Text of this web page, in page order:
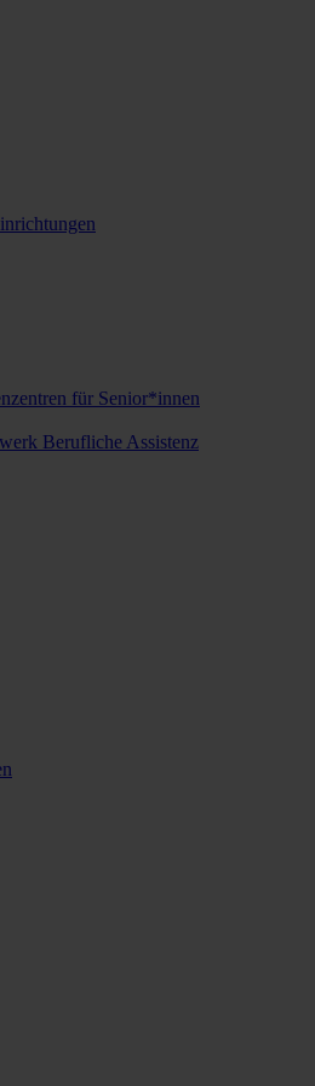
für Senior*innen
Berufliche Assistenz